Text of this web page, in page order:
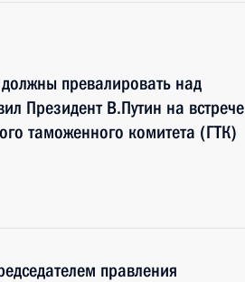
превалировать над
Президент В.Путин на встрече
таможенного комитета (ГТК)
правления